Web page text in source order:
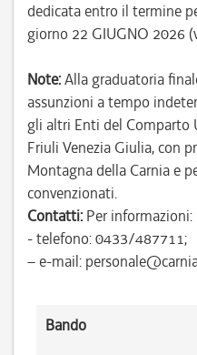
dedicata entro il termine
giorno 22 GIUGNO 2026
Note:Alla graduatoria
assunzioni a tempo
gli altri Enti del Comparto
Friuli Venezia Giulia, con
Montagna della Carnia e
convenzionati.
Contatti: Per informazioni:
- telefono: 0433/487711;
– e-mail:
Bando